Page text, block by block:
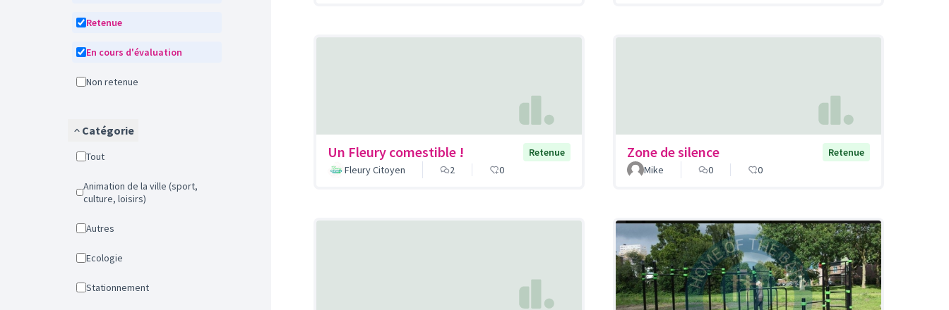
Retenue
En cours d'évaluation
Non retenue
Catégorie
Tout
Animation de la ville (sport,
culture, loisirs)
Autres
Ecologie
Stationnement
Un Fleury comestible !
Retenue
Fleury Citoyen
2 0
Zone de silence
Retenue
Mike
0 0